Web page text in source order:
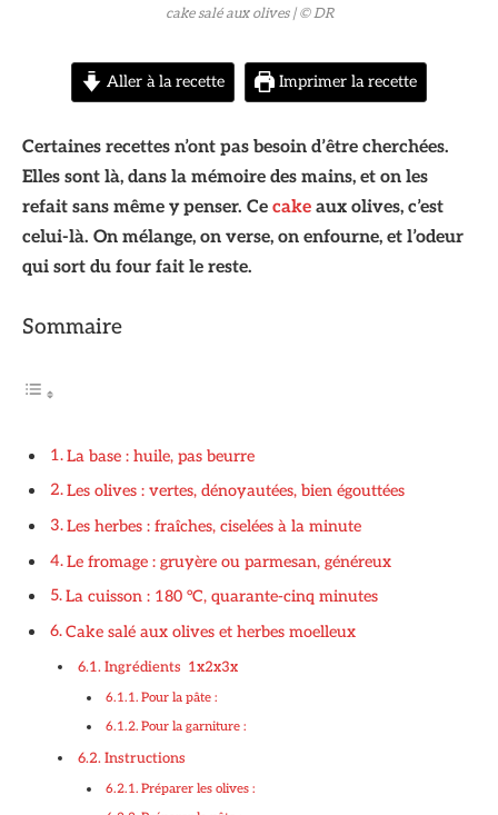
cake salé aux olives | © DR
Aller à la recette Imprimer la recette
Certaines recettes n’ont pas besoin d’être cherchées.
Elles sont là, dans la mémoire des mains, et on les
refait sans même y penser. Ce cake aux olives, c’est
celui-là. On mélange, on verse, on enfourne, et l’odeur
qui sort du four fait le reste.
Sommaire
La base : huile, pas beurre
Les olives : vertes, dénoyautées, bien égouttées
Les herbes : fraîches, ciselées à la minute
Le fromage : gruyère ou parmesan, généreux
La cuisson : 180 °C, quarante-cinq minutes
Cake salé aux olives et herbes moelleux
Ingrédients 1x2x3x
Pour la pâte :
Pour la garniture :
Instructions
Préparer les olives :